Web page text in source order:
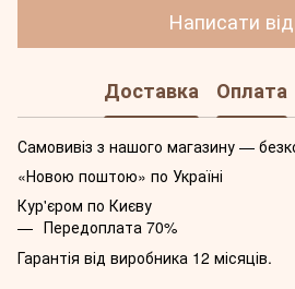
Написати
Доставка Оплата
Самовивіз з нашого магазину —
«Новою поштою» по Україні
Кур'єром по Києву
Передоплата 70%
Гарантія від виробника 12 місяців.